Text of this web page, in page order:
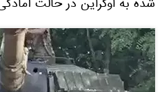
شده به اوکراین در حالت